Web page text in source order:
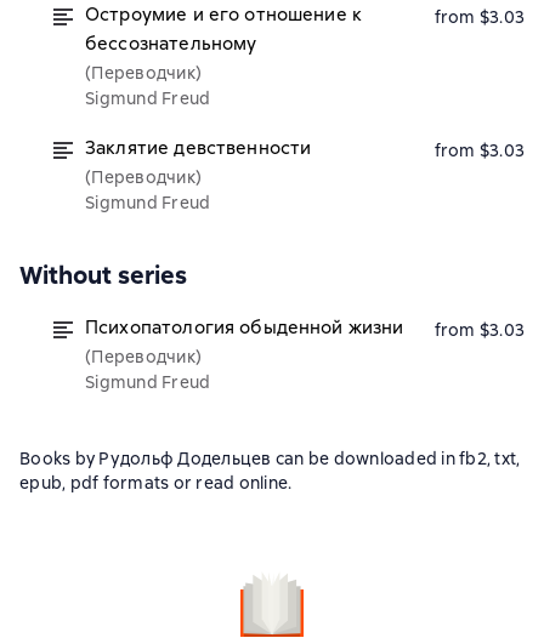
Остроумие и его отношение к
бессознательному
(Переводчик)
Sigmund Freud
from $3.03
Заклятие девственности
(Переводчик)
Sigmund Freud
from $3.03
Without series
Психопатология обыденной жизни
(Переводчик)
Sigmund Freud
from $3.03
Books by Рудольф Додельцев can be downloaded in fb2, txt,
epub, pdf formats or read online.